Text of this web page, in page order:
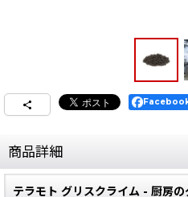
Facebook
商品詳細
テラモト グリスクライム - 厨房